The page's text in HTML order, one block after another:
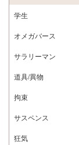
学生
オメガバース
サラリーマン
道具/異物
拘束
サスペンス
狂気